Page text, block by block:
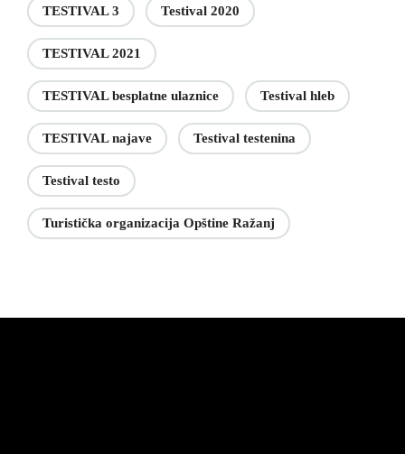
TESTIVAL 3 Testival 2020
TESTIVAL 2021
TESTIVAL besplatne ulaznice Testival hleb
TESTIVAL najave Testival testenina
Testival testo
Turistička organizacija Opštine Ražanj